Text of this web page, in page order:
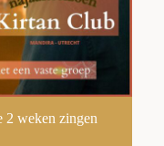
2 weken zingen